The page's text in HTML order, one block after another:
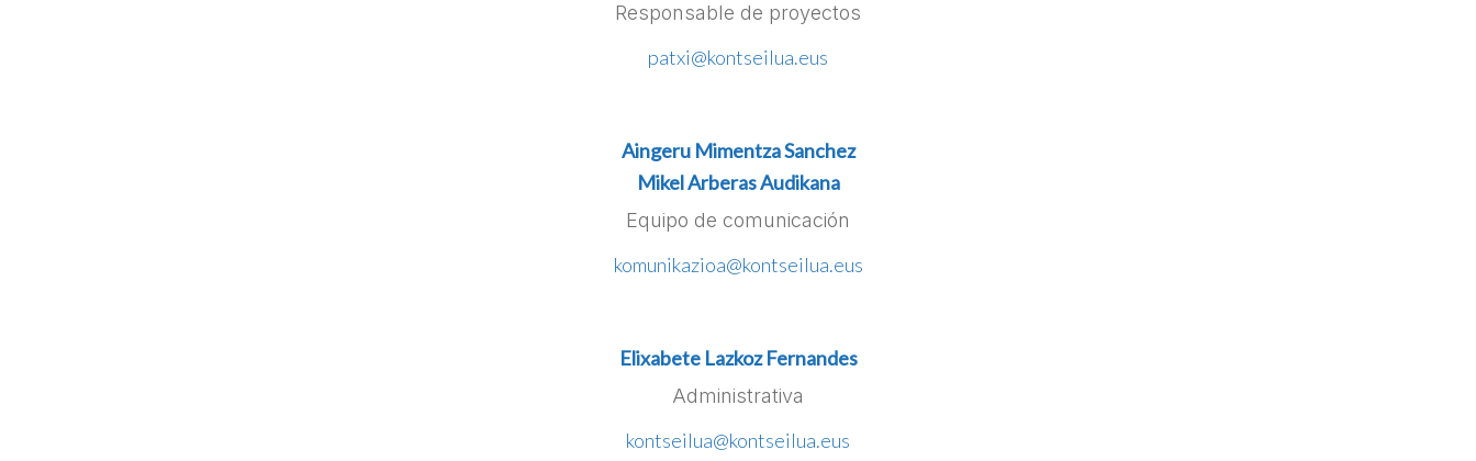
Responsable de proyectos
patxi@kontseilua.eus
Aingeru Mimentza Sanchez
Mikel Arberas Audikana
Equipo de comunicación
komunikazioa@kontseilua.eus
Elixabete Lazkoz Fernandes
Administrativa
kontseilua@kontseilua.eus